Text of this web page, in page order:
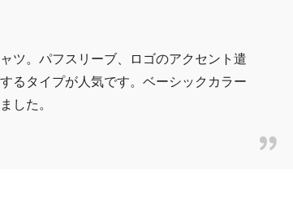
ツ。パフスリーブ、ロゴのアクセント遣
るタイプが人気です。ベーシックカラー
した。